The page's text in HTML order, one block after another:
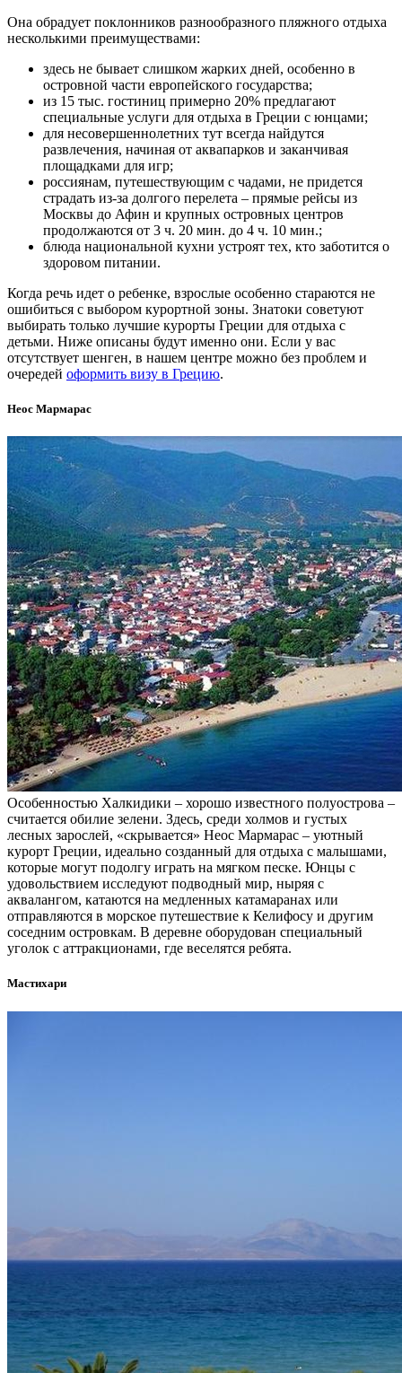
Она обрадует поклонников разнообразного пляжного отдыха
несколькими преимуществами:
здесь не бывает слишком жарких дней, особенно в
островной части европейского государства;
из 15 тыс. гостиниц примерно 20% предлагают
специальные услуги для отдыха в Греции с юнцами;
для несовершеннолетних тут всегда найдутся
развлечения, начиная от аквапарков и заканчивая
площадками для игр;
россиянам, путешествующим с чадами, не придется
страдать из-за долгого перелета – прямые рейсы из
Москвы до Афин и крупных островных центров
продолжаются от 3 ч. 20 мин. до 4 ч. 10 мин.;
блюда национальной кухни устроят тех, кто заботится о
здоровом питании.
Когда речь идет о ребенке, взрослые особенно стараются не
ошибиться с выбором курортной зоны. Знатоки советуют
выбирать только лучшие курорты Греции для отдыха с
детьми. Ниже описаны будут именно они. Если у вас
отсутствует шенген, в нашем центре можно без проблем и
очередей оформить визу в Грецию.
Неос Мармарас
Особенностью Халкидики – хорошо известного полуострова –
считается обилие зелени. Здесь, среди холмов и густых
лесных зарослей, «скрывается» Неос Мармарас – уютный
курорт Греции, идеально созданный для отдыха с малышами,
которые могут подолгу играть на мягком песке. Юнцы с
удовольствием исследуют подводный мир, ныряя с
аквалангом, катаются на медленных катамаранах или
отправляются в морское путешествие к Келифосу и другим
соседним островкам. В деревне оборудован специальный
уголок с аттракционами, где веселятся ребята.
Мастихари